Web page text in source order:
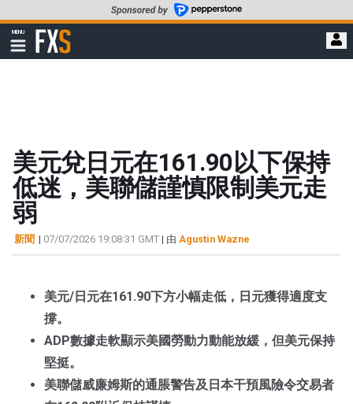
至
要
MENU
顯
示
FXStreet
美元兌日元在161.90以下保持
低迷，美聯儲謹慎限制美元走
弱
新聞 | 07/07/2026 19:08:31 GMT | 由 Agustin Wazne
美元/日元在161.90下方小幅走低，日元獲得適度支
撐。
ADP數據走軟顯示美國勞動力動能放緩，但美元保持
堅挺。
美聯儲威廉姆斯的通脹警告及日本干預風險令交易者